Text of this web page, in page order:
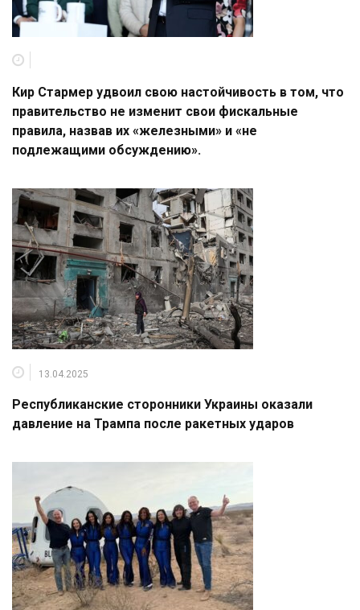
Кир Стармер удвоил свою настойчивость в том, что
правительство не изменит свои фискальные
правила, назвав их «железными» и «не
подлежащими обсуждению».
13.04.2025
Республиканские сторонники Украины оказали
давление на Трампа после ракетных ударов